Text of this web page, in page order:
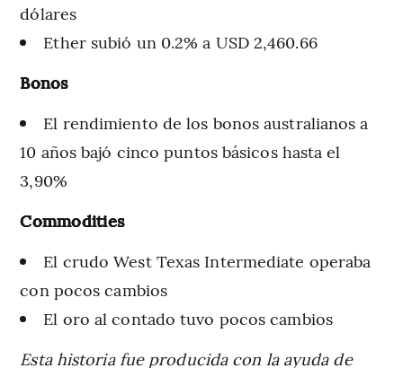
dólares
Ether subió un 0.2% a USD 2,460.66
Bonos
El rendimiento de los bonos australianos a
10 años bajó cinco puntos básicos hasta el
3,90%
Commodities
El crudo West Texas Intermediate operaba
con pocos cambios
El oro al contado tuvo pocos cambios
Esta historia fue producida con la ayuda de